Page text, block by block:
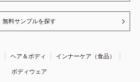
無料サンプルを探す
ヘア＆ボディ
インナーケア（食品）
ボディウェア